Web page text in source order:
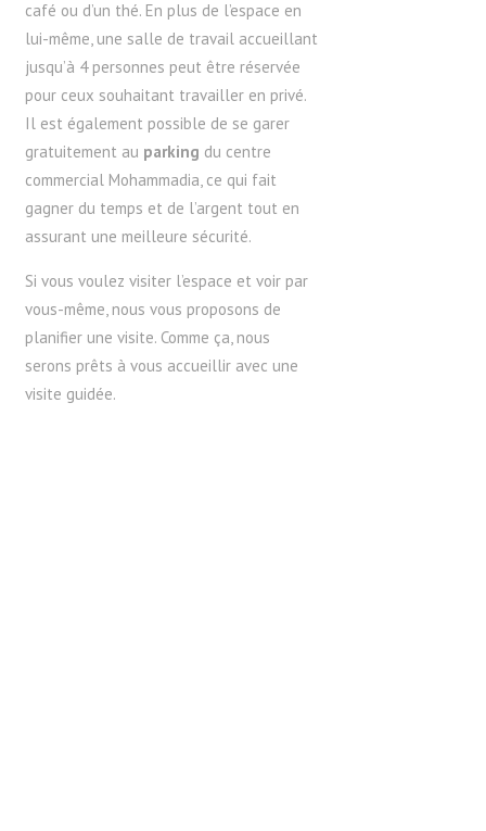
café ou d’un thé. En plus de l’espace en
lui-même, une salle de travail accueillant
jusqu’à 4 personnes peut être réservée
pour ceux souhaitant travailler en privé.
Il est également possible de se garer
gratuitement au parking du centre
commercial Mohammadia, ce qui fait
gagner du temps et de l’argent tout en
assurant une meilleure sécurité.
Si vous voulez visiter l’espace et voir par
vous-même, nous vous proposons de
planifier une visite. Comme ça, nous
serons prêts à vous accueillir avec une
visite guidée.